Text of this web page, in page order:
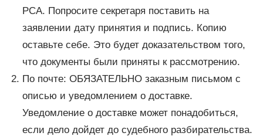
РСА. Попросите секретаря поставить на
заявлении дату принятия и подпись. Копию
оставьте себе. Это будет доказательством того,
что документы были приняты к рассмотрению.
По почте: ОБЯЗАТЕЛЬНО заказным письмом с
описью и уведомлением о доставке.
Уведомление о доставке может понадобиться,
если дело дойдет до судебного разбирательства.